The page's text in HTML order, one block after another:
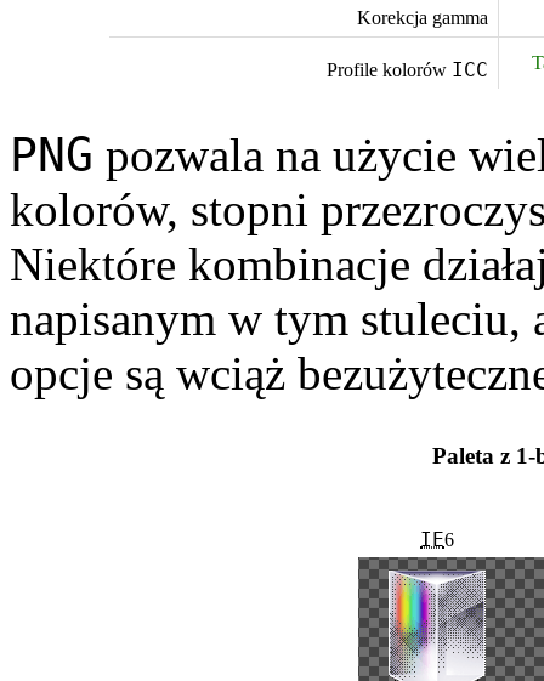
Korekcja gamma
Profile kolorów ICC
PNG pozwala na użycie
kolorów, stopni
Niektóre kombi­nacje
napisanym w tym stuleciu,
opcje są wciąż
Paleta z
IE6